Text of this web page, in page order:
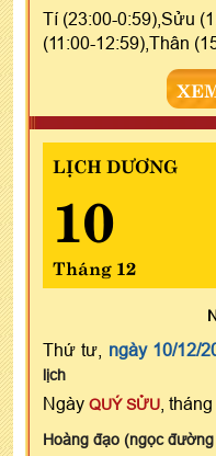
Tí (23:00-0:59),Sửu
(11:00-12:59),Thân
LỊCH DƯƠNG
10
Tháng 12
Thứ tư, ngày 10/12/
lịch
Ngày QUÝ SỬU , tháng
Hoàng đạo (ngọc